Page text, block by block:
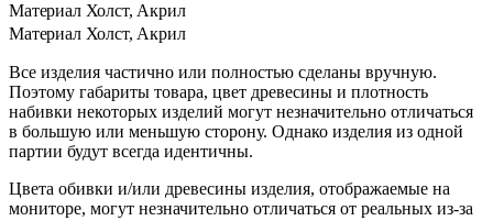
Материал Холст, Акрил
Материал Холст, Акрил
Все изделия частично или полностью сделаны вручную.
Поэтому габариты товара, цвет древесины и плотность
набивки некоторых изделий могут незначительно отличаться
в большую или меньшую сторону. Однако изделия из одной
партии будут всегда идентичны.
Цвета обивки и/или древесины изделия, отображаемые на
мониторе, могут незначительно отличаться от реальных из-за